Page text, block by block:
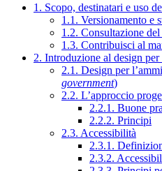
1. Scopo, destinatari e uso
1.1. Versionamento e
1.2. Consultazione del
1.3. Contribuisci al
2. Introduzione al design
2.1. Design per
government)
2.2. L’approccio
2.2.1. Buone
2.2.2. Principi
2.3. Accessibilità
2.3.1.
2.3.2.